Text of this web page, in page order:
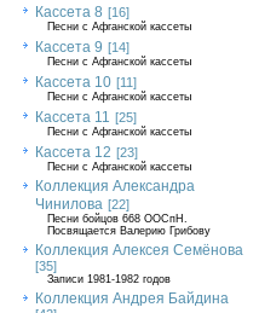
Кассета 8 [16]
Песни с Афганской кассеты
Кассета 9 [14]
Песни с Афганской кассеты
Кассета 10 [11]
Песни с Афганской кассеты
Кассета 11 [25]
Песни с Афганской кассеты
Кассета 12 [23]
Песни с Афганской кассеты
Коллекция Александра
Чинилова [22]
Песни бойцов 668 ООСпН.
Посвящается Валерию Грибову
Коллекция Алексея Семёнова
[35]
Записи 1981-1982 годов
Коллекция Андрея Байдина